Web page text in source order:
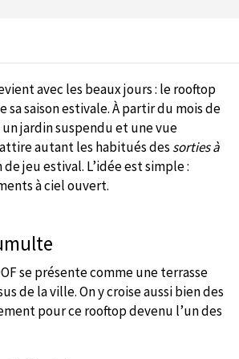
avec les beaux jours : le rooftop
saison estivale. À partir du mois de
jardin suspendu et une vue
autant les habitués des sorties à
jeu estival. L’idée est simple :
à ciel ouvert.
se présente comme une terrasse
de la ville. On y croise aussi bien des
pour ce rooftop devenu l’un des